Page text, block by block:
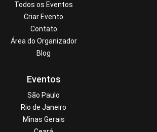
Todos os Eventos
Criar Evento
Contato
Área do Organizador
Blog
Eventos
São Paulo
Rio de Janeiro
Minas Gerais